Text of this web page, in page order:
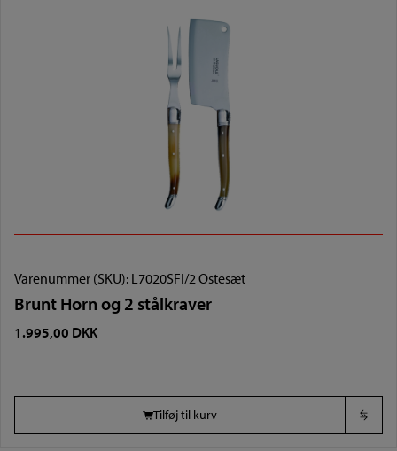
Varenummer (SKU): L7020SFI/2 Ostesæt
Brunt Horn og 2 stålkraver
1.995,00 DKK
Tilføj til kurv